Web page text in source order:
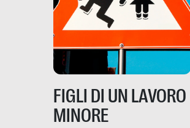
e crisi penetrino nel tessuto
più intimo delle società per
alterarne le molecole
professionali – e, attraverso
esse, il senso stesso della
FIGLI DI UN LAVORO
MINORE